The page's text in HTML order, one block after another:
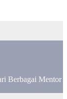
Berbagai Mentor